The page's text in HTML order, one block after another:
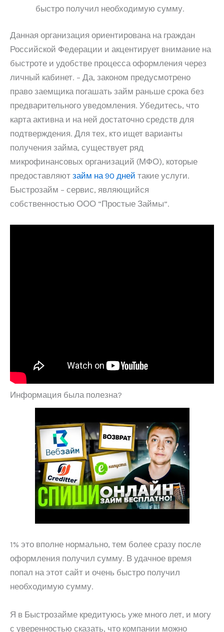
быстро получил необходимую сумму.
Данная организация ориентирована на граждан
Российской Федерации и акцентирует внимание на
быстроте и удобстве процесса оформления через
личный кабинет. – Да, законом предусмотрено
право заемщика погашать займ раньше срока без
предварительного уведомления. Убедитесь, что
карта активна и на ней достаточно средств для
подтверждения. Для тех, кто ищет варианты
получения займа, существует ряд
микрофинансовых организаций (МФО), которые
предоставляют займ на 90 дней такие услуги.
Быстрозайм – сервис, являющийся
собственностью ООО “Простые Займы”.
Информация была полезна?
1% это вполне нормально, тем более сразу после
оформления получил сумму. В удачное время
попал на этот сайт и очень быстро получил
необходимую сумму.
Я в Быстрозайме кредитуюсь уже много лет, и могу
с уверенностью сказать, что компании можно